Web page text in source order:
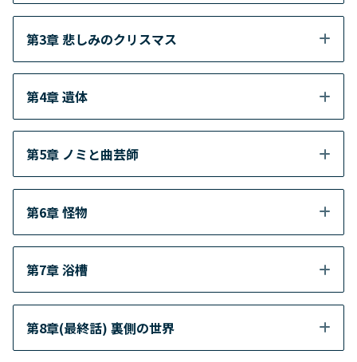
第3章 悲しみのクリスマス
第4章 遺体
第5章 ノミと曲芸師
第6章 怪物
第7章 浴槽
第8章(最終話) 裏側の世界